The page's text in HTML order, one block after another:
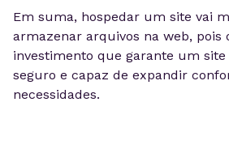
Em suma, hospedar um site vai
armazenar arquivos na web, pois
investimento que garante um site
seguro e capaz de expandir
necessidades.